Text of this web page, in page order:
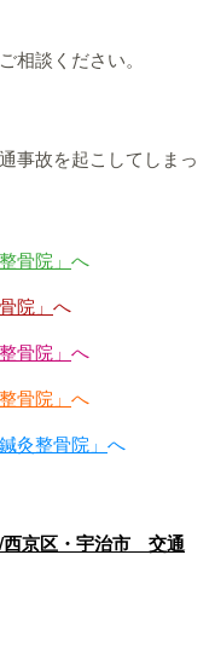
相談ください。
事故を起こしてしまっ
骨院」 へ
院」 へ
骨院」 へ
骨院」 へ
灸整骨院」 へ
西京区・宇治市 交通